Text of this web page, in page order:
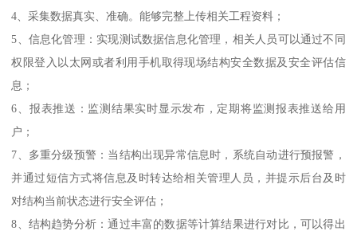
4、采集数据真实、准确。能够完整上传相关工程资料；
5、信息化管理：实现测试数据信息化管理，相关人员可以通过不同
权限登入以太网或者利用手机取得现场结构安全数据及安全评估信
息；
6、报表推送：监测结果实时显示发布，定期将监测报表推送给用
户；
7、多重分级预警：当结构出现异常信息时，系统自动进行预报警，
并通过短信方式将信息及时转达给相关管理人员，并提示后台及时
对结构当前状态进行安全评估；
8、结构趋势分析：通过丰富的数据等计算结果进行对比，可以得出